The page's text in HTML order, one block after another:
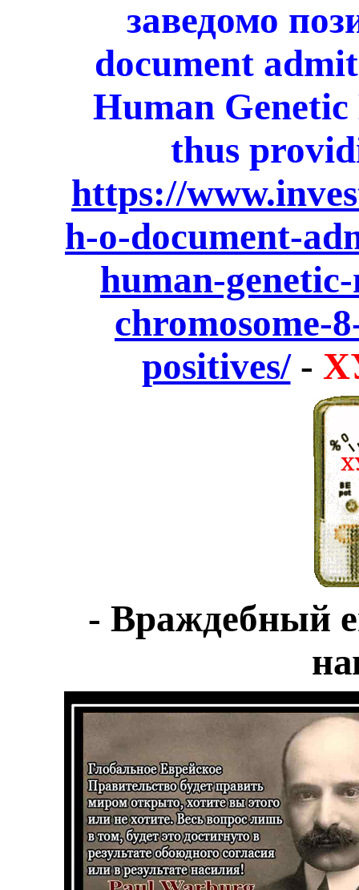
заведомо
document
Human
thus
https://
h-o-document-
human-
chromosome-
positives/-
- Враждебный